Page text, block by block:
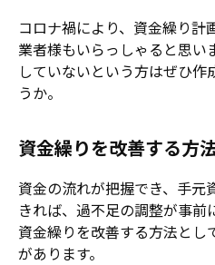
コロナ禍により、資金繰り
業者様もいらっしゃると思い
していないという方はぜひ作
うか。
資金繰りを改善する方
資金の流れが把握でき、手元
きれば、過不足の調整が事前
資金繰りを改善する方法とし
があります。